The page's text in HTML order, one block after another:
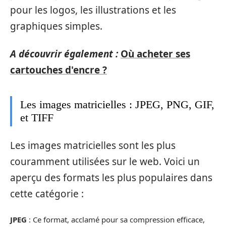
pour les logos, les illustrations et les
graphiques simples.
A découvrir également : Où acheter ses
cartouches d'encre ?
Les images matricielles : JPEG, PNG, GIF,
et TIFF
Les images matricielles sont les plus
couramment utilisées sur le web. Voici un
aperçu des formats les plus populaires dans
cette catégorie :
JPEG : Ce format, acclamé pour sa compression efficace,